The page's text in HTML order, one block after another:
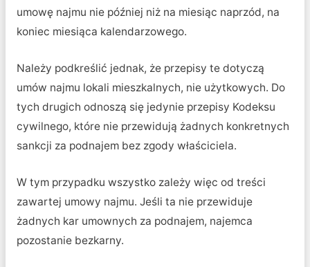
umowę najmu nie później niż na miesiąc naprzód, na
koniec miesiąca kalendarzowego.
Należy podkreślić jednak, że przepisy te dotyczą
umów najmu lokali mieszkalnych, nie użytkowych. Do
tych drugich odnoszą się jedynie przepisy Kodeksu
cywilnego, które nie przewidują żadnych konkretnych
sankcji za podnajem bez zgody właściciela.
W tym przypadku wszystko zależy więc od treści
zawartej umowy najmu. Jeśli ta nie przewiduje
żadnych kar umownych za podnajem, najemca
pozostanie bezkarny.